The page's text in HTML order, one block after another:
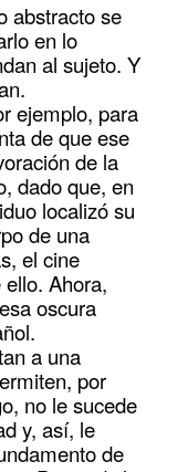
abstracto se
en lo
al sujeto. Y
ejemplo, para
de que ese
de la
dado que, en
localizó su
de una
el cine
Ahora,
oscura
a una
por
no le sucede
y, así, le
de